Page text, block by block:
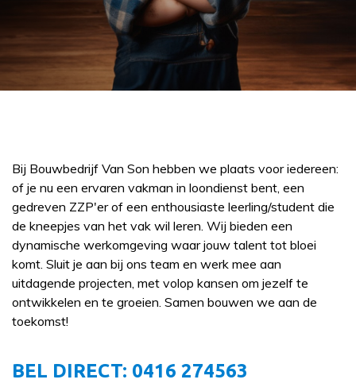
Bij Bouwbedrijf Van Son hebben we plaats voor iedereen:
of je nu een ervaren vakman in loondienst bent, een
gedreven ZZP'er of een enthousiaste leerling/student die
de kneepjes van het vak wil leren. Wij bieden een
dynamische werkomgeving waar jouw talent tot bloei
komt. Sluit je aan bij ons team en werk mee aan
uitdagende projecten, met volop kansen om jezelf te
ontwikkelen en te groeien. Samen bouwen we aan de
toekomst!
BEL DIRECT: 0416 274563